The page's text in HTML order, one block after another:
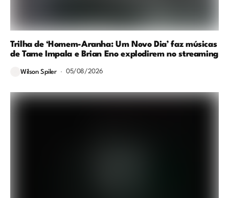
Trilha de ‘Homem-Aranha: Um Novo Dia’ faz músicas
de Tame Impala e Brian Eno explodirem no streaming
Wilson Spiler 05/08/2026